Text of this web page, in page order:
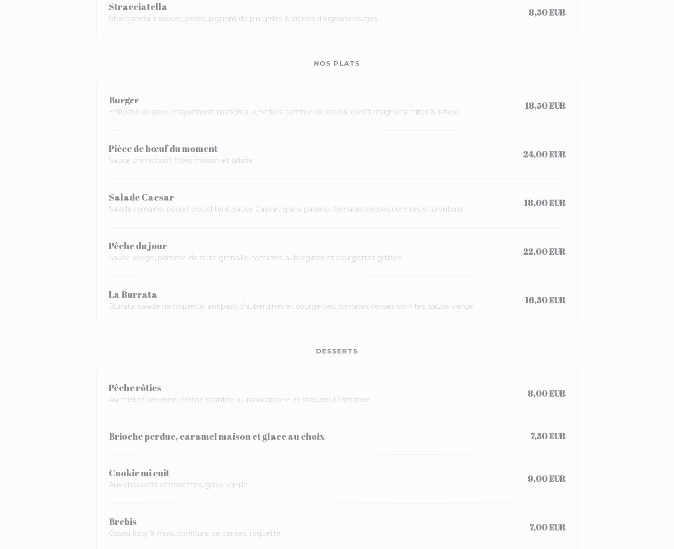
Stracciatella
Stracciatella à saucer, pesto, pignons de pin grillés & pickles d’oignons rouges
8,50 EUR
NOS PLATS
Burger
Effiloché de porc, mayonnaise maison aux herbes, tomme de brebis, confit d'oignons, frites & salade
18,50 EUR
Pièce de bœuf du moment
Sauce chimichurri, frites maison et salade
24,00 EUR
Salade Caesar
Salade romaine, poulet croustillant, sauce Caesar, grana padano, tomates cerises confites et croûtons
18,00 EUR
Pêche du jour
Sauce vierge, pomme de terre grenaille, tomates, aubergines et courgettes grillées
22,00 EUR
La Burrata
Burrata, salade de roquette, antipasti d’aubergines et courgettes, tomates cerises confites, sauce vierge
16,50 EUR
DESSERTS
Pêche rôties
Au miel et verveine, crème montée au mascarpone et streuzel à l’amande
8,00 EUR
Brioche perdue, caramel maison et glace au choix 7,50 EUR
Cookie mi cuit
Aux chocolats et noisettes, glace vanille
9,00 EUR
Brebis
Ossau Iraty 9 mois, confiture de cerises, roquette
7,00 EUR